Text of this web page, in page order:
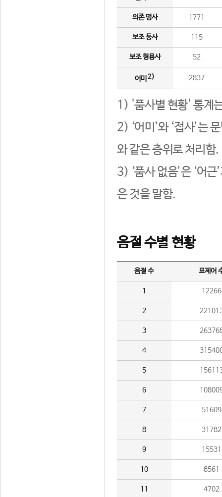
의존 명사 1771
보조 동사 115
보조 형용사 52
어미 2) 2837
1) '품사별 현황' 통계
2) ‘어미’와 ‘접사’는
와 같은 층위로 처리함.
3) ‘품사 없음’은 ‘어
은 것을 말함.
음절 수별 현황
음절 수 표제어
1 12266
2
3
4
5
6
7 51609
8 31782
9 15531
10 8561
11 4702